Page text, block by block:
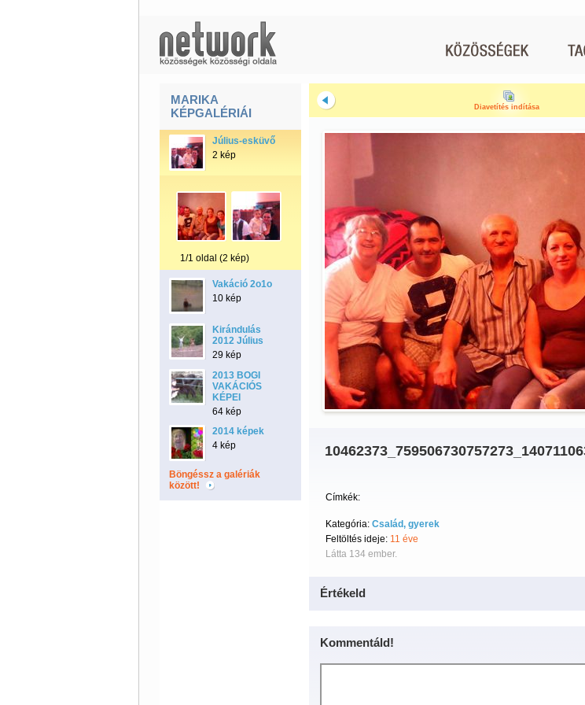
MARIKA
KÉPGALÉRIÁI
Július-esküvő
2 kép
1/1 oldal (2 kép)
Vakáció 2o1o
10 kép
Kirándulás
2012 Július
29 kép
2013 BOGI
VAKÁCIÓS
KÉPEI
64 kép
2014 képek
4 kép
Böngéssz a galériák
között!
Diavetítés indítása
Címkék:
Kategória: Család, gyerek
Feltöltés ideje: 11 éve
Látta 134 ember.
Értékeld
Kommentáld!